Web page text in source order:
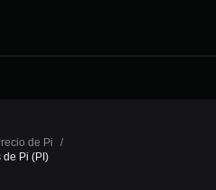
de Pi
/
Pi (PI)